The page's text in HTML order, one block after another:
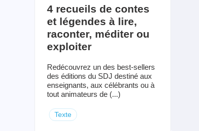
4 recueils de contes
et légendes à lire,
raconter, méditer ou
exploiter
Redécouvrez un des best-sellers
des éditions du SDJ destiné aux
enseignants, aux célébrants ou à
tout animateurs de (...)
Texte